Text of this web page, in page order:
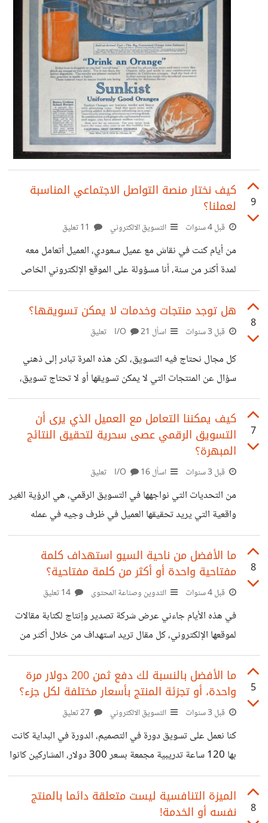
9
كيف نختار منصة التواصل الاجتماعي المناسبة
لعملنا؟
قبل 4 سنوات التسويق الالكتروني
من أيام كنت في نقاش مع عميل سعودي، العميل أتعامل معه
لمدة أكثر من سنة، أنا مسؤولة على الموقع الإلكتروني الخاص
بشركته، الشركة مجالها التصميم الجرافيكي وهي متواجدة تقريبا
لمدة 6 سنوات على أرض الواقع ومن سنة انتقلت للمجال الرقمي،
والتسويق عبر محرك البحث كان أول خطوة لها. من أيام عرض
الاجتماعي، وقراره كان أن نبدأ بمنصة الفيسبوك باعتبارها أهم
منصة في منصات التواصل الاجتماعي من وجهة نظره
وستساعده في الوصول
8
هل توجد منتجات وخدمات لا يمكن تسويقها؟
قبل 3 سنوات اسأل I/O 21 تعليق
كل مجال نحتاج فيه التسويق، لكن هذه المرة تبادر إلى ذهني
سؤال عن المنتجات التي لا يمكن تسويقها أو لا تحتاج تسويق،
سواء من خلال طبيعتها المادية والمعنوية، أو لأسباب دولية
وقانونية، ما هي المنتجات أو الخدمات التي لا يمكننا تسويقها،
كذلك، ما هي القطاعات الأكثر صعوبة في التسويق والمشاكل
التي يمكن أن نواجهها فيها في حال أردنا التسويق فيها؟
7
كيف يمكننا التعامل مع العميل الذي يرى أن
التسويق الرقمي عصى سحرية لتحقيق النتائج
المبهرة؟
قبل 3 سنوات اسأل I/O16 تعليق
من التحديات التي نواجهها في التسويق الرقمي، هي الرؤية الغير
واقعية التي يريد تحقيقها العميل في ظرف وجيه في عمله
ووصوله لنتائج ممتازة بعد فترة قليلة من البدء في العمل أو
الانطلاق في التسويق الرقمي، الأهداف التسويقية الغير متسقة
مع الواقع كيف تتعاملون معها؟
8
ما الأفضل من ناحية السيو استهداف كلمة
مفتاحية واحدة أو أكثر من كلمة مفتاحية؟
قبل 4 سنوات التدوين وصناعة المحتوى
في هذه الأيام جاءني عرض شركة تصدير وإنتاج لكتابة مقالات
لموقعها الإلكتروني، كل مقال تريد استهداف من خلال أكثر من
كلمة مفتاحية رئيسية. سألت المسؤول عن الموقع وسبب اختيار
العمل على أكثر من كلمة مفتاحية رئيسية، والسبب كان زيادة
احتمالية التصدر في نتائج البحث على جوجل. أنا كنت معارضة
لهذا الأمر ورأيت أنه من الأفضل استهداف كلمة مفتاحية رئيسية
واحدة مع استعمال العديد من الكلمات الثانوية حتى نرفع
احتمالية ظهوره في نتائج البحث. من خلال تجربتي في الكتابة
5
ما الأفضل بالنسبة لك دفع ثمن 200 دولار مرة
واحدة، أو تجزئة المنتج بأسعار مختلفة لكل جزء؟
قبل 3 سنوات التسويق الالكتروني
كنا نعمل على تسويق دورة في التصميم، الدورة في البداية كانت
بها 120 ساعة تدريبية مجمعة بسعر 300 دولار، المشاركين كانوا
قليل جدا وحتى نجد صعوبة في اقناعه بالاشتراك بالدورة. بعد
دراسة الأسباب وجدنا أن الكثير يعترض على السعر كأهم عامل
قبل حتى معرفة المميزات التي سيحصلون عليها من الدورة أو
8
الميزة التنافسية ليست متعلقة دائما بالمنتج
نفسه أو الخدمة!